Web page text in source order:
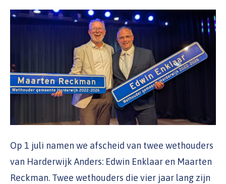
Op 1 juli namen we afscheid van twee wethouders
van Harderwijk Anders: Edwin Enklaar en Maarten
Reckman. Twee wethouders die vier jaar lang zijn